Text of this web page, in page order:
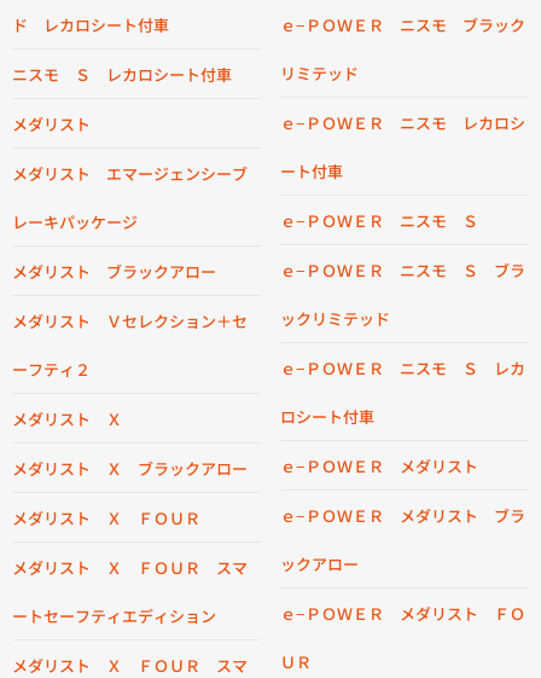
ド レカロシート付車
ニスモ Ｓ レカロシート付車
メダリスト
メダリスト エマージェンシーブ
レーキパッケージ
メダリスト ブラックアロー
メダリスト Ｖセレクション＋セ
ーフティ２
メダリスト Ｘ
メダリスト Ｘ ブラックアロー
メダリスト Ｘ ＦＯＵＲ
メダリスト Ｘ ＦＯＵＲ スマ
ートセーフティエディション
メダリスト Ｘ ＦＯＵＲ スマ
ｅ−ＰＯＷＥＲ ニスモ ブラック
リミテッド
ｅ−ＰＯＷＥＲ ニスモ レカロシ
ート付車
ｅ−ＰＯＷＥＲ ニスモ Ｓ
ｅ−ＰＯＷＥＲ ニスモ Ｓ ブラ
ックリミテッド
ｅ−ＰＯＷＥＲ ニスモ Ｓ レカ
ロシート付車
ｅ−ＰＯＷＥＲ メダリスト
ｅ−ＰＯＷＥＲ メダリスト ブラ
ックアロー
ｅ−ＰＯＷＥＲ メダリスト ＦＯ
ＵＲ